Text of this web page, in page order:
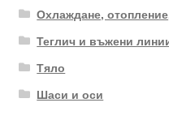
Охлаждане,
Теглич и въжени
Тяло
Шаси и оси